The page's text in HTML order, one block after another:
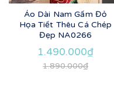
Áo Dài Nam Gấm Đỏ
Họa Tiết Thêu Cá Chép
Đẹp NA0266
1.490.000₫
1.890.000₫